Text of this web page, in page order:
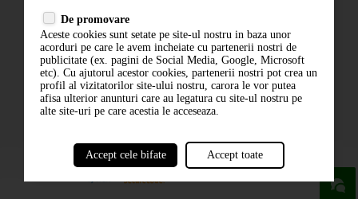
ABONARE LA NEWSLETTER
ABONARE
De promovare
Aceste cookies sunt setate pe site-ul nostru in baza unor
acorduri pe care le avem incheiate cu partenerii nostri de
publicitate (ex. pagini de Social Media, Google, Microsoft
etc). Cu ajutorul acestor cookies, partenerii nostri pot crea un
profil al vizitatorilor site-ului nostru, carora le vor putea
afisa ulterior anunturi care au legatura cu site-ul nostru pe
alte site-uri pe care acestia le acceseaza.
Accept cele bifate Accept toate